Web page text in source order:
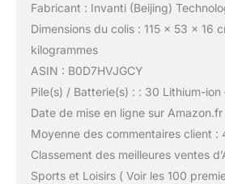
Fabricant : Invanti (Beijing)
Dimensions du colis : 115 x 53 x 16
kilogrammes
ASIN : B0D7HVJGCY
Pile(s) / Batterie(s) : : 30 Lithium-ion
Date de mise en ligne sur
Moyenne des commentaires client :
Classement des meilleures ventes
Sports et Loisirs ( Voir les 100